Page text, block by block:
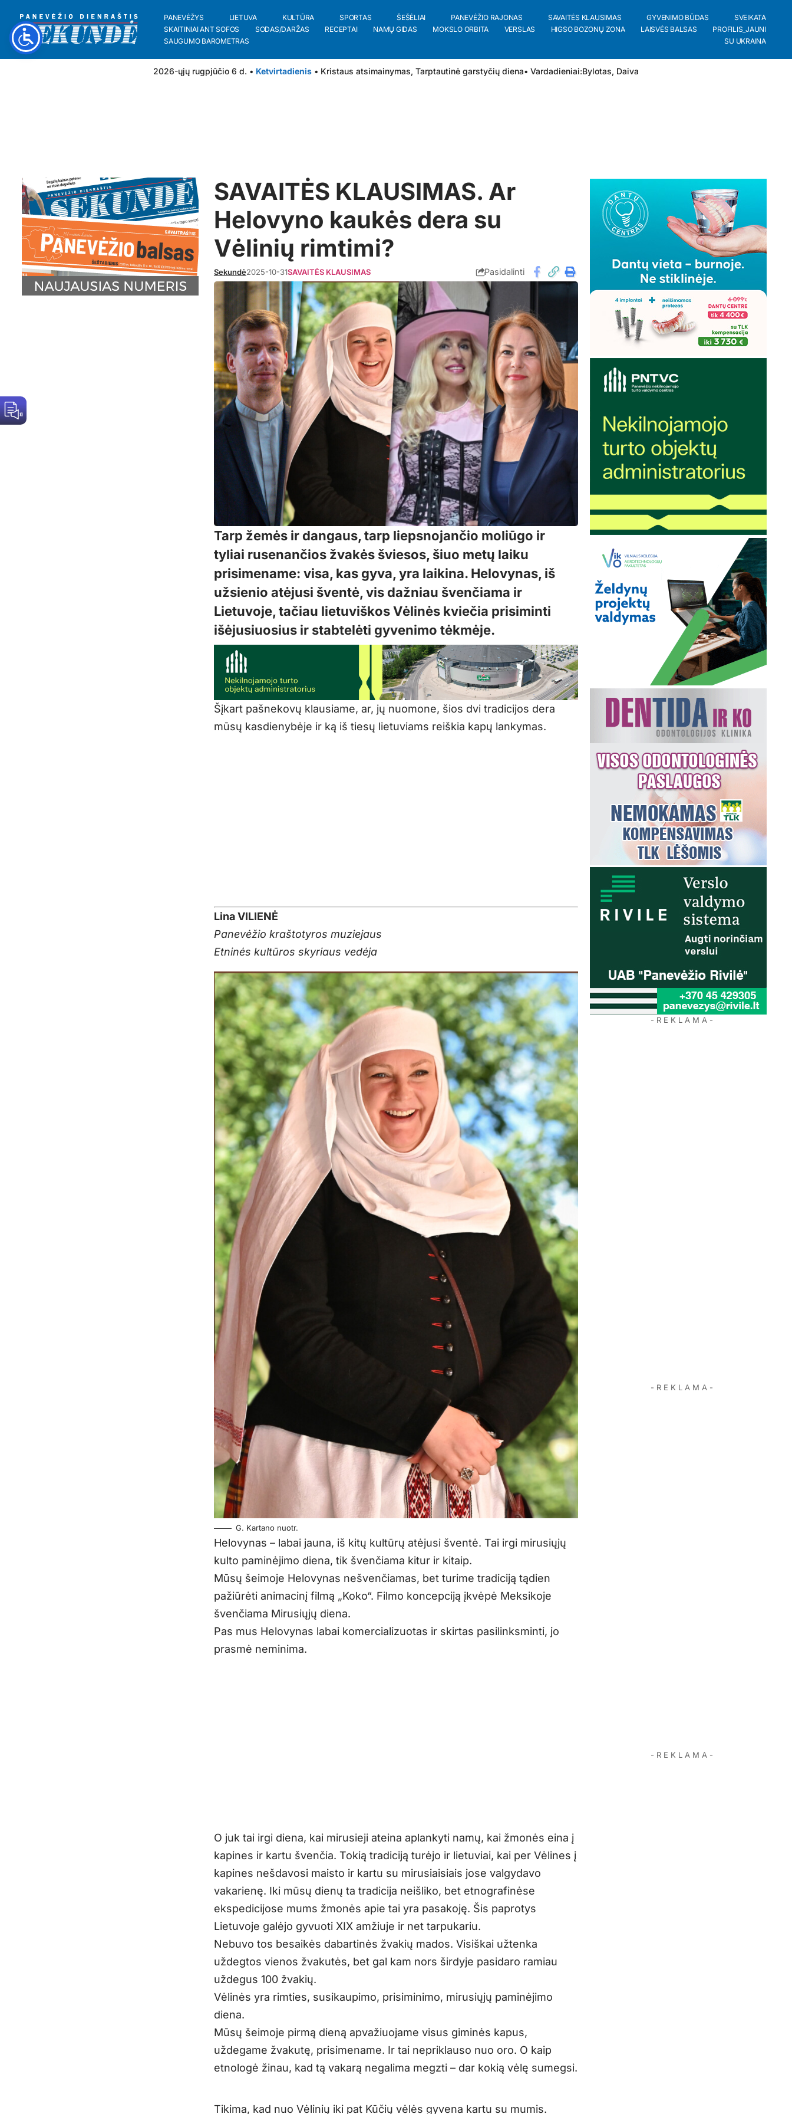
PANEVĖŽYS LIETUVA KULTŪRA SPORTAS ŠEŠĖLIAI PANEVĖŽIO RAJONAS SAVAITĖS KLAUSIMAS GYVENIMO BŪDAS
SVEIKATA
SKAITINIAI ANT SOFOS
SODAS/DARŽAS RECEPTAI NAMŲ GIDAS MOKSLO ORBITA VERSLAS HIGSO BOZONŲ ZONA LAISVĖS BALSAS
PROFILIS_JAUNI
SAUGUMO BAROMETRAS
SU UKRAINA
2026-ųjų rugpjūčio 6 d. • Ketvirtadienis • Kristaus atsimainymas, Tarptautinė garstyčių diena• Vardadieniai:Bylotas, Daiva
SAVAITĖS KLAUSIMAS. Ar
Helovyno kaukės dera su
Vėlinių rimtimi?
Sekundė2025-10-31SAVAITĖS KLAUSIMAS Pasidalinti
Tarp žemės ir dangaus, tarp liepsnojančio moliūgo ir
tyliai rusenančios žvakės šviesos, šiuo metų laiku
prisimename: visa, kas gyva, yra laikina. Helovynas, iš
užsienio atėjusi šventė, vis dažniau švenčiama ir
Lietuvoje, tačiau lietuviškos Vėlinės kviečia prisiminti
išėjusiuosius ir stabtelėti gyvenimo tėkmėje.
Šįkart pašnekovų klausiame, ar, jų nuomone, šios dvi tradicijos dera
mūsų kasdienybėje ir ką iš tiesų lietuviams reiškia kapų lankymas.
Lina VILIENĖ
Panevėžio kraštotyros muziejaus
Etninės kultūros skyriaus vedėja
G. Kartano nuotr.
Helovynas – labai jauna, iš kitų kultūrų atėjusi šventė. Tai irgi mirusiųjų
kulto paminėjimo diena, tik švenčiama kitur ir kitaip.
Mūsų šeimoje Helovynas nešvenčiamas, bet turime tradiciją tądien
pažiūrėti animacinį filmą „Koko“. Filmo koncepciją įkvėpė Meksikoje
švenčiama Mirusiųjų diena.
Pas mus Helovynas labai komercializuotas ir skirtas pasilinksminti, jo
prasmė neminima.
O juk tai irgi diena, kai mirusieji ateina aplankyti namų, kai žmonės eina į
kapines ir kartu švenčia. Tokią tradiciją turėjo ir lietuviai, kai per Vėlines į
kapines nešdavosi maisto ir kartu su mirusiaisiais jose valgydavo
vakarienę. Iki mūsų dienų ta tradicija neišliko, bet etnografinėse
ekspedicijose mums žmonės apie tai yra pasakoję. Šis paprotys
Lietuvoje galėjo gyvuoti XIX amžiuje ir net tarpukariu.
Nebuvo tos besaikės dabartinės žvakių mados. Visiškai užtenka
uždegtos vienos žvakutės, bet gal kam nors širdyje pasidaro ramiau
uždegus 100 žvakių.
Vėlinės yra rimties, susikaupimo, prisiminimo, mirusiųjų paminėjimo
diena.
Mūsų šeimoje pirmą dieną apvažiuojame visus giminės kapus,
uždegame žvakutę, prisimename. Ir tai nepriklauso nuo oro. O kaip
etnologė žinau, kad tą vakarą negalima megzti – dar kokią vėlę sumegsi.
Tikima, kad nuo Vėlinių iki pat Kūčių vėlės gyvena kartu su mumis.
- R E K L A M A -
- R E K L A M A -
- R E K L A M A -